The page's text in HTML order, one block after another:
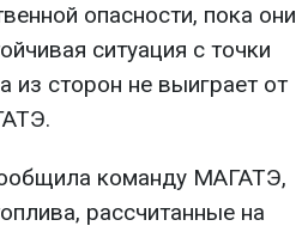
опасности, пока они
ситуация с точки
из сторон не выиграет от
команду МАГАТЭ,
рассчитанные на